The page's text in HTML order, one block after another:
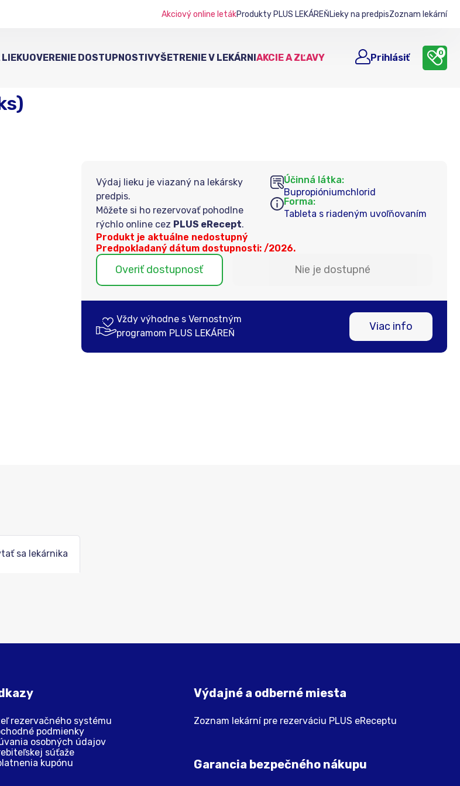
Akciový online letákProdukty PLUS LEKÁREŇLieky na predpisZoznam lekární
OVERENIE DOSTUPNOSTIVYŠETRENIE V LEKÁRNIAKCIE A ZĽAVY Prihlásiť 0
Výdaj lieku je viazaný na lekársky
predpis.
Môžete si ho rezervovať pohodlne
rýchlo online cez PLUS eRecept.
Účinná látka:
Bupropióniumchlorid
Forma:
Tableta s riadeným uvoľňovaním
Produkt je aktuálne nedostupný
Predpokladaný dátum dostupnosti: /2026.
Overiť dostupnosť Nie je dostupné
Vždy výhodne s Vernostným
programom PLUS LEKÁREŇ
Viac info
sa lekárnika
rezervačného systému
podmienky
osobných údajov
súťaže
kupónu
Výdajné a odberné miesta
Zoznam lekární pre rezerváciu PLUS eReceptu
Garancia bezpečného nákupu